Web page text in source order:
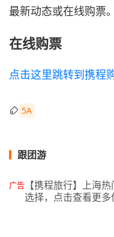
最新动态或在线购票。
在线购票
点击这里跳转到携程
5A
跟团游
广告 【携程旅行】上海
选择，点击查看更多